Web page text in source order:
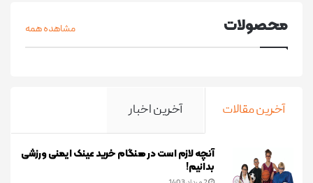
محصولات مشاهده همه
آخرین مقالات آخرین اخبار
آنچه لازم است در هنگام خرید عینک ایمنی ورزشی
بدانیم!